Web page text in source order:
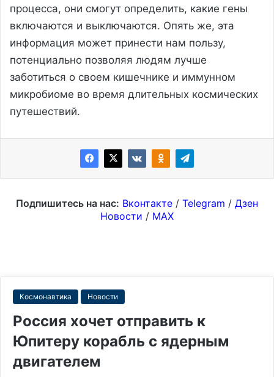
процесса, они смогут определить, какие гены
включаются и выключаются. Опять же, эта
информация может принести нам пользу,
потенциально позволяя людям лучше
заботиться о своем кишечнике и иммунном
микробиоме во время длительных космических
путешествий.
Подпишитесь на нас: Вконтакте / Telegram / Дзен
Новости / MAX